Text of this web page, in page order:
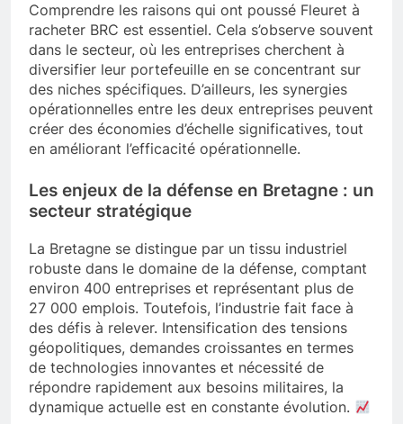
Comprendre les raisons qui ont poussé Fleuret à
racheter BRC est essentiel. Cela s’observe souvent
dans le secteur, où les entreprises cherchent à
diversifier leur portefeuille en se concentrant sur
des niches spécifiques. D’ailleurs, les synergies
opérationnelles entre les deux entreprises peuvent
créer des économies d’échelle significatives, tout
en améliorant l’efficacité opérationnelle.
Les enjeux de la défense en Bretagne : un
secteur stratégique
La Bretagne se distingue par un tissu industriel
robuste dans le domaine de la défense, comptant
environ 400 entreprises et représentant plus de
27 000 emplois. Toutefois, l’industrie fait face à
des défis à relever. Intensification des tensions
géopolitiques, demandes croissantes en termes
de technologies innovantes et nécessité de
répondre rapidement aux besoins militaires, la
dynamique actuelle est en constante évolution.